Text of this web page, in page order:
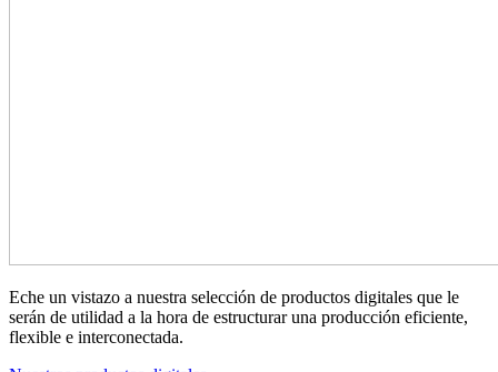
Eche un vistazo a nuestra selección de productos digitales que le
serán de utilidad a la hora de estructurar una producción eficiente,
flexible e interconectada.